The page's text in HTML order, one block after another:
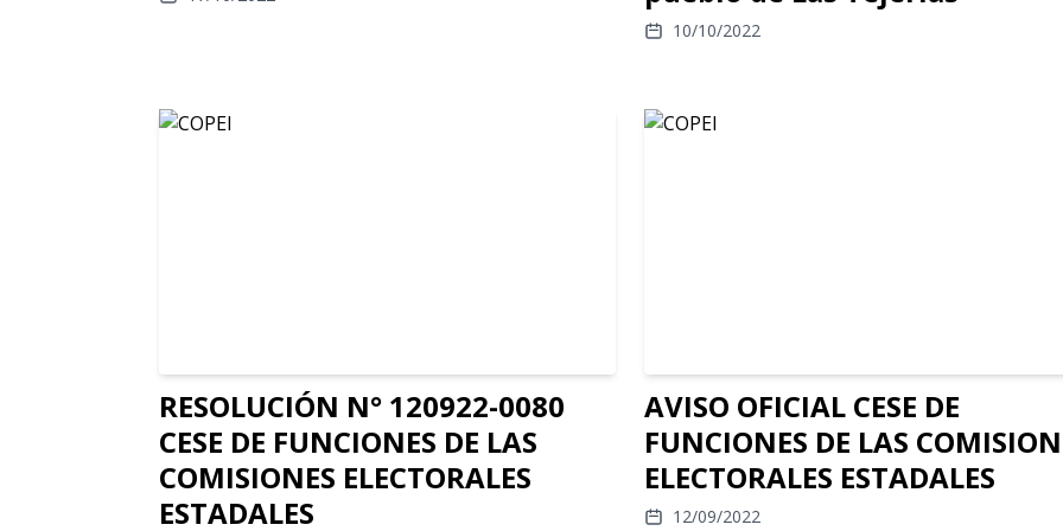
10/10/2022
RESOLUCIÓN N° 120922-0080
CESE DE FUNCIONES DE LAS
COMISIONES ELECTORALES
ESTADALES
AVISO OFICIAL CESE DE
FUNCIONES DE LAS
ELECTORALES ESTADALES
12/09/2022